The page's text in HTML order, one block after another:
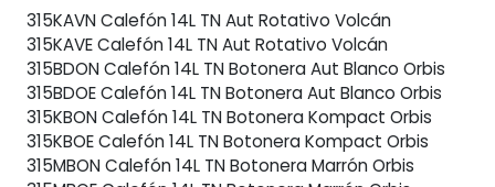
315KAVN Calefón 14L TN Aut Rotativo Volcán
315KAVE Calefón 14L TN Aut Rotativo Volcán
315BDON Calefón 14L TN Botonera Aut Blanco Orbis
315BDOE Calefón 14L TN Botonera Aut Blanco Orbis
315KBON Calefón 14L TN Botonera Kompact Orbis
315KBOE Calefón 14L TN Botonera Kompact Orbis
315MBON Calefón 14L TN Botonera Marrón Orbis